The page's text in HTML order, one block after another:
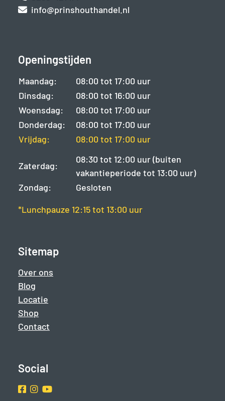
info@prinshouthandel.nl
Openingstijden
Maandag:
08:00 tot 17:00 uur
Dinsdag:
08:00 tot 16:00 uur
Woensdag:
08:00 tot 17:00 uur
Donderdag:
08:00 tot 17:00 uur
Vrijdag:
08:00 tot 17:00 uur
Zaterdag:
08:30 tot 12:00 uur (buiten
vakantieperiode tot 13:00 uur)
Zondag:
Gesloten
*Lunchpauze 12:15 tot 13:00 uur
Sitemap
Over ons
Blog
Locatie
Shop
Contact
Social
Facebook
Instragram
Youtube